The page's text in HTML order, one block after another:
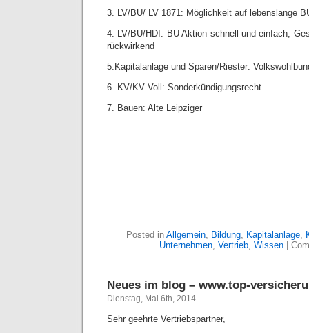
3. LV/BU/ LV 1871: Möglichkeit auf lebenslange
4. LV/BU/HDI: BU Aktion schnell und einfach,
rückwirkend
5.Kapitalanlage und Sparen/Riester:
6. KV/KV Voll: Sonderkündigungsrecht
7. Bauen: Alte Leipziger
Posted in Allgemein, Bildung, Kapitalanlage,
Unternehmen, Vertrieb, Wissen
Neues im blog – www.top-
Dienstag, Mai 6th, 2014
Sehr geehrte Vertriebspartner,